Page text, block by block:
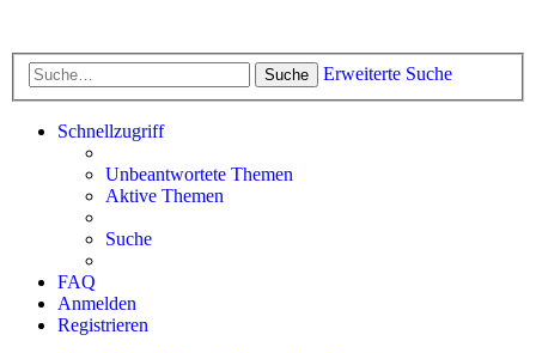
Suche Erweiterte Suche
Schnellzugriff
Unbeantwortete Themen
Aktive Themen
Suche
FAQ
Anmelden
Registrieren